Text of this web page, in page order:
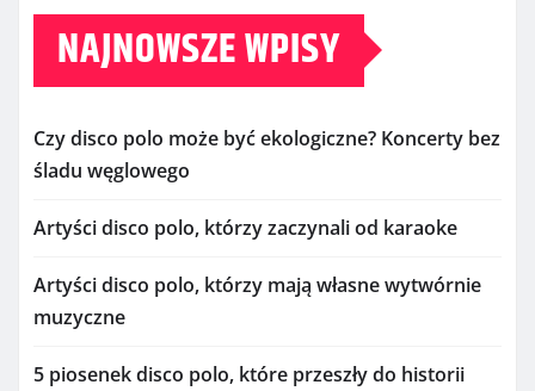
NAJNOWSZE WPISY
Czy disco polo może być ekologiczne? Koncerty bez
śladu węglowego
Artyści disco polo, którzy zaczynali od karaoke
Artyści disco polo, którzy mają własne wytwórnie
muzyczne
5 piosenek disco polo, które przeszły do historii